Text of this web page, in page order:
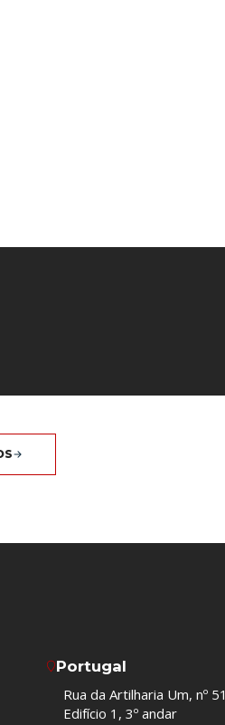
Portugal
Rua da Artilharia Um, nº 51
Edifício 1, 3º andar